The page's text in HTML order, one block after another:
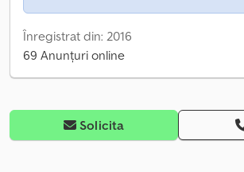
Înregistrat din: 2016
69 Anunțuri online
Solicita